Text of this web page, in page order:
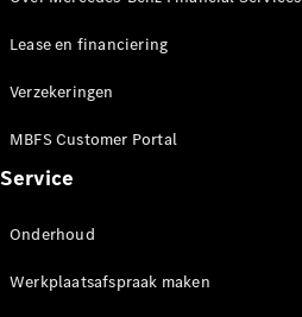
Mercedes-
eSprinter
Lease en financiering
Verzekeringen
MBFS Customer Portal
Service
Onderhoud
Werkplaatsafspraak maken